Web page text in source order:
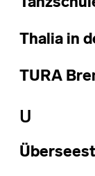
Thalia in
TURA
U